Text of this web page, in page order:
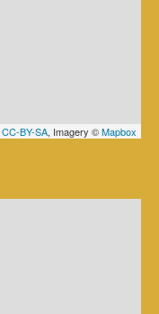
CC-BY-SA, Imagery ©Mapbox